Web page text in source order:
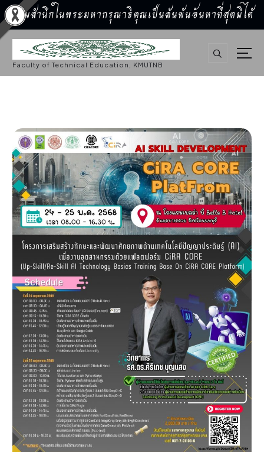
น้อมสำนึกในพระมหากรุณาธิคุณเป็นล้นพ้นอันหาที่สุดมิได้
S
k
o
Faculty of Technical Education, KMUTNB